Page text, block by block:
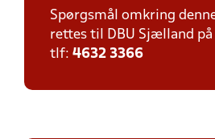
Spørgsmål omkring
rettes til DBU Sjælland på
tlf: 4632 3366